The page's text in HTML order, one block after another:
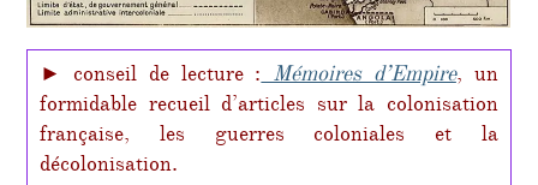
► conseil de lecture :Mémoires d’Empire, un
formidable recueil d’articles sur la colonisation
française, les guerres coloniales et la
décolonisation.